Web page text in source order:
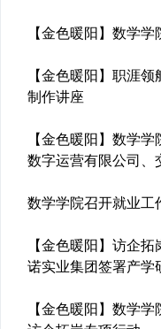
【金色暖阳】数学
【金色暖阳】职涯
制作讲座
【金色暖阳】数学
数字运营有限公司
数学学院召开就业工
【金色暖阳】访企
诺实业集团签署产学
【金色暖阳】数学